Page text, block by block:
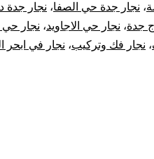
، نجار جدة حي الصفا، نجار جدة
جدة، نجار حي الاجاويد، نجار حي
، نجار فك وتركيب، نجار في ابحر